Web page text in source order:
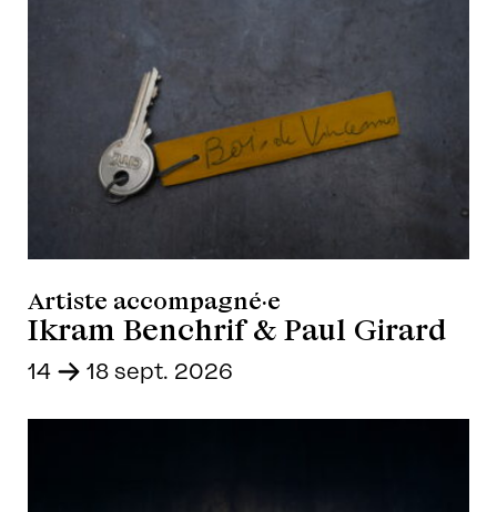
Artiste accompagné·e
Ikram Benchrif & Paul Girard
14 - 18 sept. 2026